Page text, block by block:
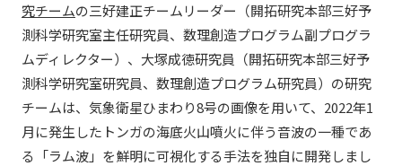
究チームの三好建正チームリーダー（開拓研究本部三好予
測科学研究室主任研究員、数理創造プログラム副プログラ
ムディレクター）、大塚成徳研究員（開拓研究本部三好予
測科学研究室研究員、数理創造プログラム研究員）の研究
チームは、気象衛星ひまわり8号の画像を用いて、2022年1
月に発生したトンガの海底火山噴火に伴う音波の一種であ
る「ラム波」を鮮明に可視化する手法を独自に開発しまし